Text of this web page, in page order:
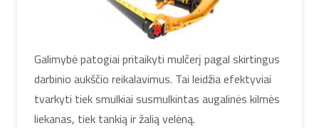
Galimybė patogiai pritaikyti mulčerį pagal skirtingus
darbinio aukščio reikalavimus. Tai leidžia efektyviai
tvarkyti tiek smulkiai susmulkintas augalinės kilmės
liekanas, tiek tankią ir žalią velėną.